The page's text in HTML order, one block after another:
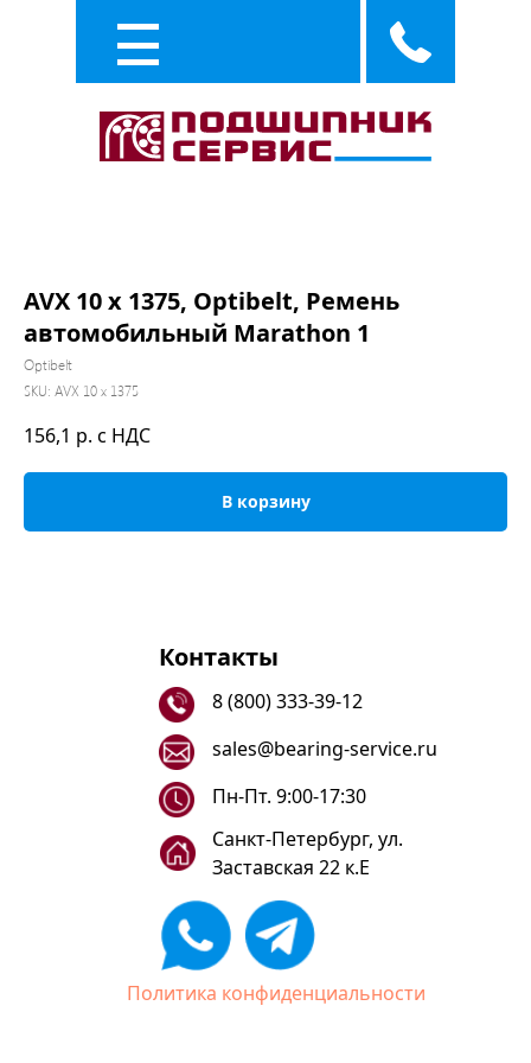
AVX 10 x 1375, Optibelt, Ремень
автомобильный Marathon 1
Optibelt
SKU: AVX 10 x 1375
156,1 р. с НДС
В корзину
Контакты
8 (800) 333-39-12
sales@bearing-service.ru
Санкт-Петербург, ул.
Заставская 22 к.Е
Пн-Пт. 9:00-17:30
Политика конфиденциальности